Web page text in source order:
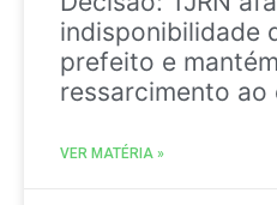
indisponibilidade
prefeito e
ressarcimento ao
VER MATÉRIA »